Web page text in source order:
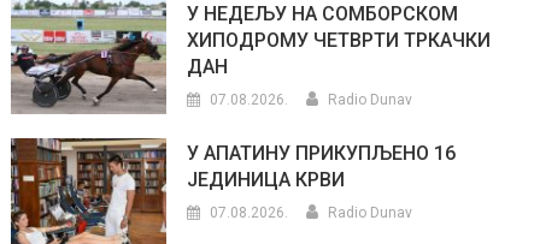
У НЕДЕЉУ НА СОМБОРСКОМ
ХИПОДРОМУ ЧЕТВРТИ ТРКАЧКИ
ДАН
07.08.2026. Radio Dunav
У АПАТИНУ ПРИКУПЉЕНО 16
ЈЕДИНИЦА КРВИ
07.08.2026. Radio Dunav